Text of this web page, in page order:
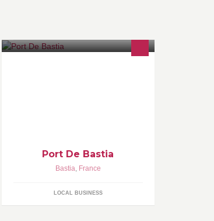
Port De Bastia
Bastia, France
LOCAL BUSINESS